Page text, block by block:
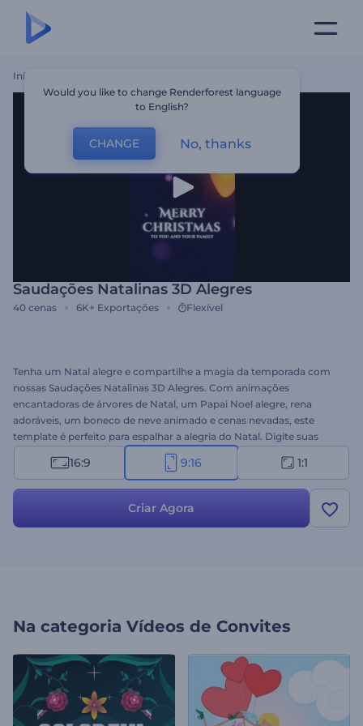
Início
Saudações Natalinas 3D Alegres
40 cenas 6K+ Exportações Flexível
Tenha um Natal alegre e compartilhe a magia da temporada com
nossas Saudações Natalinas 3D Alegres. Com animações
encantadoras de árvores de Natal, um Papai Noel alegre, rena
adoráveis, um boneco de neve animado e cenas nevadas, este
template é perfeito para espalhar a alegria do Natal. Digite suas
saudações, envie suas imagens e logo, e escolha uma trilha musical
animada para o toque final. Seja para uso empresarial ou pessoal,
16:9 9:16 1:1
Criar Agora
Na categoria Vídeos de Convites
Would you like to change Renderforest language
to English?
CHANGE No, thanks